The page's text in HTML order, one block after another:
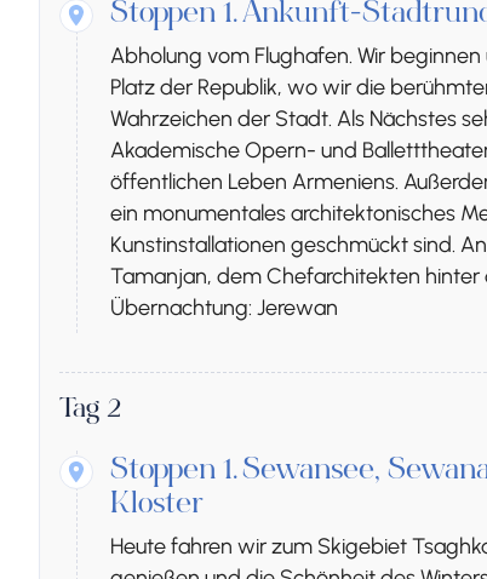
Stoppen 1.Ankunft-
Abholung vom Flughafen. Wir
Platz der Republik, wo wir die
Wahrzeichen der Stadt. Als Nächstes
Akademische Opern- und
öffentlichen Leben Armeniens.
ein monumentales architektonisches
Kunstinstallationen geschmückt sind.
Tamanjan, dem Chefarchitekten hinter
Übernachtung: Jerewan
Tag 2
Stoppen 1.Sewansee,
Kloster
Heute fahren wir zum Skigebiet